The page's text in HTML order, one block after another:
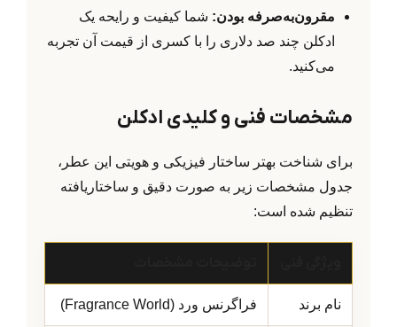
مقرون‌به‌صرفه بودن: شما کیفیت و رایحه یک
ادکلن چند صد دلاری را با کسری از قیمت آن تجربه
می‌کنید.
مشخصات فنی و کلیدی ادکلن
برای شناخت بهتر ساختار فیزیکی و هویتی این عطر،
جدول مشخصات زیر به صورت دقیق و ساختاریافته
تنظیم شده است:
نام برند فراگرنس ورد (Fragrance World)